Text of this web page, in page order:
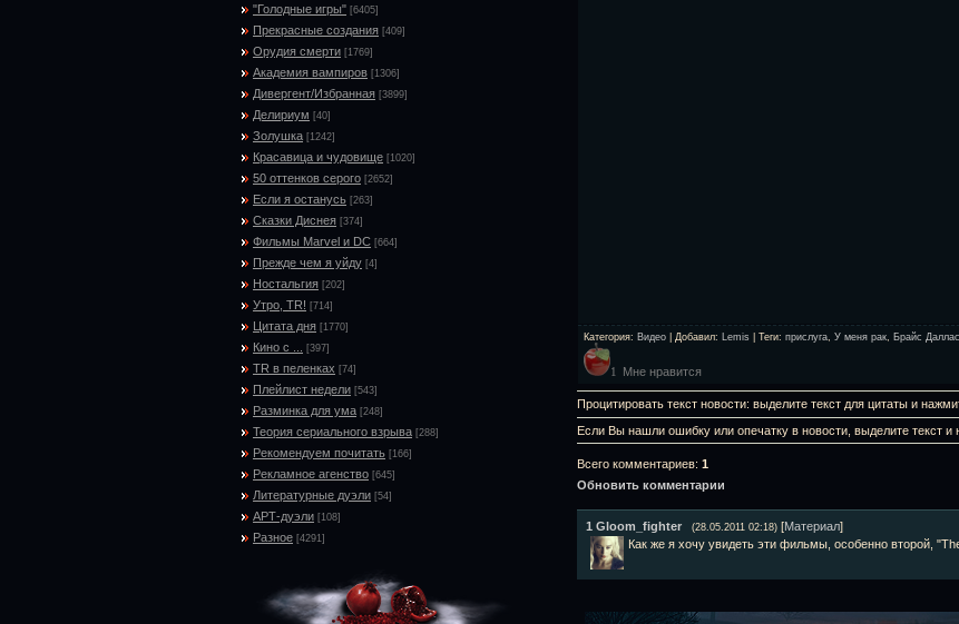
"Голодные игры" [6405]
Прекрасные создания [409]
Орудия смерти [1769]
Академия вампиров [1306]
Дивергент/Избранная [3899]
Делириум [40]
Золушка [1242]
Красавица и чудовище [1020]
50 оттенков серого [2652]
Если я останусь [263]
Сказки Диснея [374]
Фильмы Marvel и DC [664]
Прежде чем я уйду [4]
Ностальгия [202]
Утро, TR! [714]
Цитата дня [1770]
Кино с ... [397]
TR в пеленках [74]
Плейлист недели [543]
Разминка для ума [248]
Теория сериального взрыва [288]
Рекомендуем почитать [166]
Рекламное агенство [645]
Литературные дуэли [54]
АРТ-дуэли [108]
Разное [4291]
Категория: Видео Добавил: Lemis Теги: прислуга У меня рак Брайс
1 Мне нравится
Процитировать текст новости: выделите текст для цитаты и
Если Вы нашли ошибку или опечатку в новости, выделите текст и
Всего комментариев: 1
Обновить комментарии
1 Gloom_fighter (28.05.2011 02:18) [Материал]
Как же я хочу увидеть эти фильмы, особенно второй,